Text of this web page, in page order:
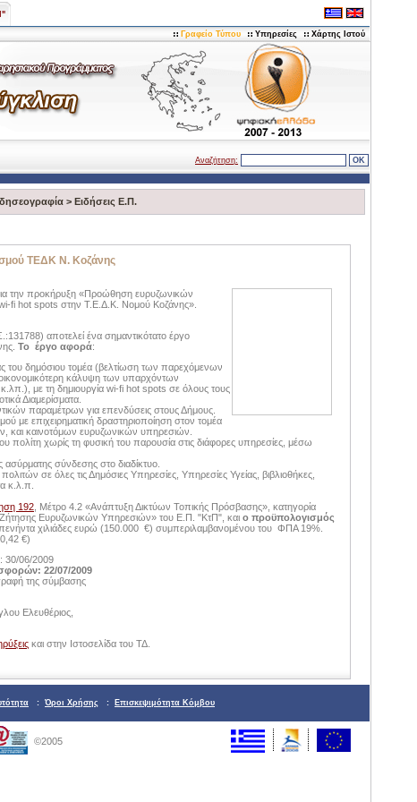
Γραφείο Τύπου Υπηρεσίες Χάρτης Ιστού
Αναζήτηση:
> Ειδήσεις Ε.Π.
ΤΕΔΚ Ν. Κοζάνης
την προκήρυξη «Προώθηση ευρυζωνικών
fi hot spots στην Τ.Ε.Δ.Κ. Νομού Κοζάνης».
αποτελεί ένα σημαντικότατο έργο
Το έργο αφορά:
του δημόσιου τομέα (βελτίωση των παρεχόμενων
κάλυψη των υπαρχόντων
με τη δημιουργία wi-fi hot spots σε όλους τους
Διαμερίσματα.
παραμέτρων για επενδύσεις στους Δήμους.
με επιχειρηματική δραστηριοποίηση στον τομέα
και καινοτόμων ευρυζωνικών υπηρεσιών.
πολίτη χωρίς τη φυσική του παρουσία στις διάφορες υπηρεσίες, μέσω
σύνδεσης στο διαδίκτυο.
σε όλες τις Δημόσιες Υπηρεσίες, Υπηρεσίες Υγείας, βιβλιοθήκες,
κ.λ.π.
192 , Μέτρο 4.2 «Ανάπτυξη Δικτύων Τοπικής Πρόσβασης», κατηγορία
Ευρυζωνικών Υπηρεσιών» του Ε.Π. "ΚτΠ", και ο προϋπολογισμός
χιλιάδες ευρώ (150.000 €) συμπεριλαμβανομένου του ΦΠΑ 19%.
€)
30/06/2009
22/07/2009
της σύμβασης
Ελευθέριος,
και στην Ιστοσελίδα του ΤΔ.
: Όροι Χρήσης : Επισκεψιμότητα Κόμβου
©2005